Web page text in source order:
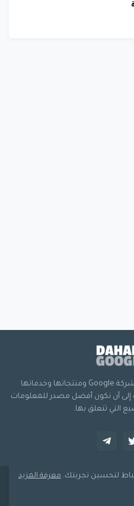
دهاليز جوجل هو موقع يتحدث عن شركة Google ومنتجاتها وخدماتها
إلى أن نكون أفضل مصدر للمعلومات
التي تتعلق بها.
لتحسين تجربتك. معرفة المزيد